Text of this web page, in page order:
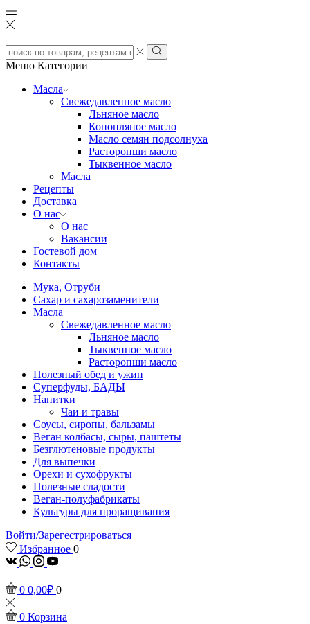
Search
input
Search
Меню Категории
Масла
Свежедавленное масло
Льняное масло
Конопляное масло
Масло семян подсолнуха
Расторопши масло
Тыквенное масло
Масла
Рецепты
Доставка
О нас
О нас
Вакансии
Гостевой дом
Контакты
Мука, Отруби
Сахар и сахарозаменители
Масла
Свежедавленное масло
Льняное масло
Тыквенное масло
Расторопши масло
Полезный обед и ужин
Суперфуды, БАДЫ
Напитки
Чаи и травы
Соусы, сиропы, бальзамы
Веган колбасы, сыры, паштеты
Безглютеновые продукты
Для выпечки
Орехи и сухофрукты
Полезные сладости
Веган-полуфабрикаты
Культуры для проращивания
Войти/Зарегестрироваться
Избранное 0
vk Whatsapp
Instagram
Youtube
0 0,00₽ 0
0 Корзина